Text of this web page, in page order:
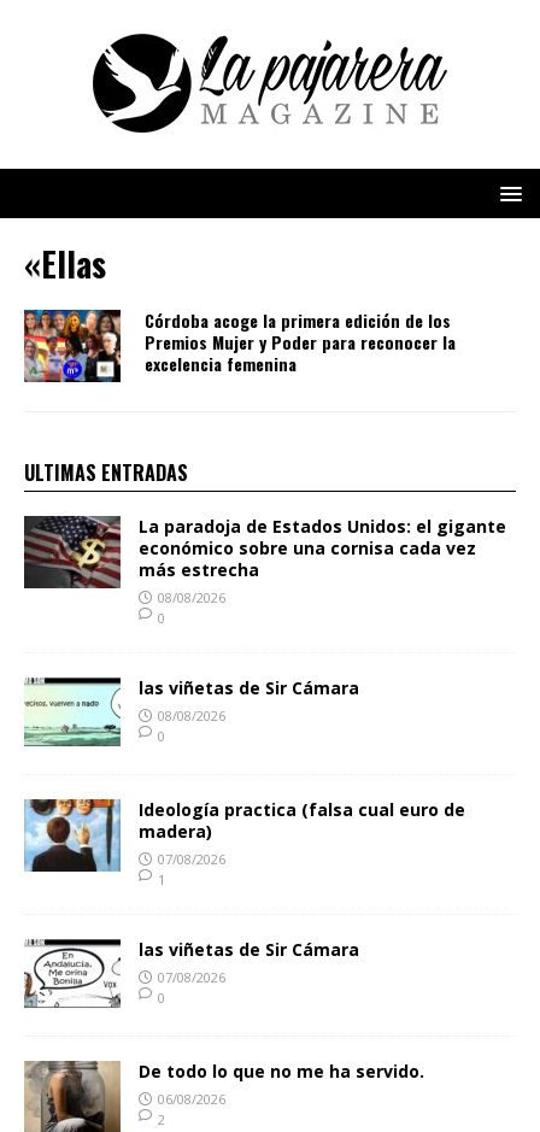
«Ellas
Córdoba acoge la primera edición de los
Premios Mujer y Poder para reconocer la
excelencia femenina
ULTIMAS ENTRADAS
La paradoja de Estados Unidos: el gigante
económico sobre una cornisa cada vez
más estrecha
08/08/2026
0
las viñetas de Sir Cámara
08/08/2026
0
Ideología practica (falsa cual euro de
madera)
07/08/2026
1
las viñetas de Sir Cámara
07/08/2026
0
De todo lo que no me ha servido.
06/08/2026
2